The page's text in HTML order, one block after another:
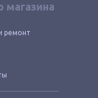
магазина
ремонт